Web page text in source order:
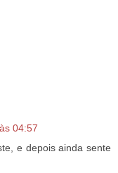
04:57
e depois ainda sente